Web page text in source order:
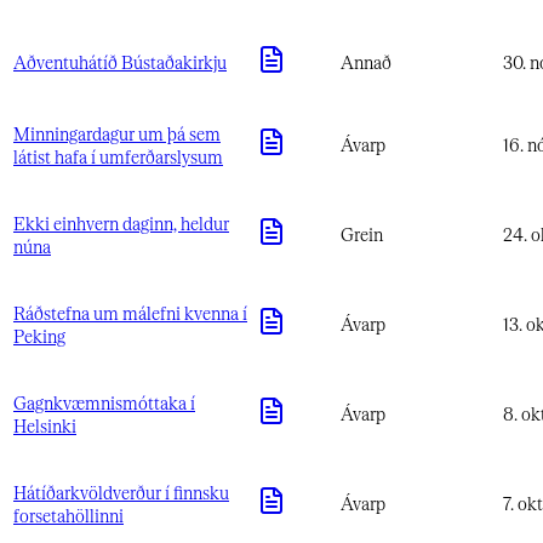
Aðventuhátíð Bústaðakirkju​​​​‌ ‍ ​‍​‍‌‍ ‌ ​‍‌‍‍‌‌‍‌ ‌‍‍‌‌‍ ‍​‍​‍​ ‍‍​‍​‍‌ ​ ‌‍​‌‌‍ ‍‌‍‍‌‌ ‌​‌ ‍‌​‍ ‍‌‍‍‌‌‍ ​‍​‍​‍ ​​‍​‍‌‍‍​‌ ​‍‌‍‌‌‌‍‌‍​‍​‍​ ‍‍​‍​‍‌‍‍​‌ ‌​‌ ‌​‌ ​​‌ ​ ​‍ ​‍ ‌‍‌‍‌‍ ‌ ​‍‌ ​ ‌‍‌‌‌ ‌​‌‍‍‌​‍ ‌‌‍‍‌‌ ​ ‌‍ ​‌‍​‌‌‍ ‍‌‍‌​‌ ​ ​‍ ‍‌ ‌‍‌‍‌‌‌ ​‍‌‍​ ‌‍‌‌‌‍ ​​‍ ‍‌‍​‌‌ ​​‌ ​​​‍ ‌ ​ ‌ ‌​‌ ‌‌‌‍‌​‌‍‍‌‌‍ ​‍ ‌‍‍‌‌‍ ‍‌ ‌​‌‍‌‌‌‍ ‍‌ ‌​​‍ ‌‍‌‌‌‍‌​‌‍‍‌‌ ‌​​‍ ‌‍ ‌‌‍ ‌‍‌​‌‍‌‌​ ‌‌ ​​‌ ​‍‌‍‌‌‌ ​ ‌‍‌‌‌‍ ‍‌ ‌​‌‍​‌‌ ‌​‌‍‍‌‌‍ ‌‍ ‍​ ‍ ‌‍‍‌‌‍‌​​ ‌​ ‌‍‌‍​‌​ ‍​​ ​​​ ‍​​ ‍​​ ‍​​ ​​​‍ ‌​ ​​‌‍‌‌‌‍‌‍‌‍​‌​‍ ‌​ ‌​​ ​ ​ ‌‍​ ‍​​‍ ‌​ ‍‌‌‍​‍‌‍‌​​ ‍‌​‍ ‌‌‍​‍‌‍​‍​ ‌‌​ ‌‍​ ‍‌‌‍​‌​ ‌‍​ ‍‌‌‍‌​‌‍​‍​ ‌‍‌‍‌​​ ‍ ‌ ‌​‌ ‍‌‌ ​​‌‍‌‌​ ‌‌ ​ ‌ ​​‌‍‌‌‌‍‌‌‌‍​ ‌‍‍​​ ‍ ‌ ​​‌‍​‌‌ ‌​‌‍‍​​ ‌‌ ‌​‌‍‍‌‌ ‌​‌‍ ​‌‍‌‌​ ‌‍​‍‌‍​‌‌ ​ ‌‍‌‌‌‌‌‌‌ ​‍‌‍ ​​ ‌‌‍‍​‌ ‌​‌ ‌​‌ ​​‌ ​ ​‍‌‌​ ​‍‌​‌‍​‍‌‌​ ​‍‌​‌‍‌‍‌‍‌‍ ‌ ​‍‌ ​ ‌‍‌‌‌ ‌​‌‍‍‌​‍ ‌‌‍‍‌‌ ​ ‌‍ ​‌‍​‌‌‍ ‍‌‍‌​‌ ​ ​‍ ‍‌ ‌‍‌‍‌‌‌ ​‍‌‍​ ‌‍‌‌‌‍ ​​‍ ‍‌‍​‌‌ ​​‌ ​​​‍‌‌​ ​‍‌​‌‍‌ ​ ‌ ‌​‌ ‌‌‌‍‌​‌‍‍‌‌‍ ​‍‌‍‌‍‍‌‌‍‌​​ ‌​ ‌‍‌‍​‌​ ‍​​ ​​​ ‍​​ ‍​​ ‍​​ ​​​‍ ‌​ ​​‌‍‌‌‌‍‌‍‌‍​‌​‍ ‌​ ‌​​ ​ ​ ‌‍​ ‍​​‍ ‌​ ‍‌‌‍​‍‌‍‌​​ ‍‌​‍ ‌‌‍​‍‌‍​‍​ ‌‌​ ‌‍​ ‍‌‌‍​‌​ ‌‍​ ‍‌‌‍‌​‌‍​‍​ ‌‍‌‍‌​​‍‌‍‌ ‌​‌ ‍‌‌ ​​‌‍‌‌​ ‌‌ ​ ‌ ​​‌‍‌‌‌‍‌‌‌‍​ ‌‍‍​​‍‌‍‌ ​​‌‍​‌‌ ‌​‌‍‍​​ ‌‌ ‌​‌‍‍‌‌ ‌​‌‍ ​‌‍‌‌​‍‌‍‌ ​​‌‍‌‌‌ ​‍‌ ​ ‌ ​​‌‍‌‌‌‍​ ‌ ‌​‌‍‍‌‌ ‌‍‌‍‌‌​ ‌‌ ​​‌ ‌‌‌‍​‍‌‍ ​‌‍‍‌‌ ​ ‌‍‍​‌‍‌‌‌‍‌​​‍​‍‌ ‌ Annað 30.
Minningardagur um þá sem
látist hafa í umferðarslysum​​​​‌ ‍ ​‍​‍‌‍ ‌ ​‍‌‍‍‌‌‍‌ ‌‍‍‌‌‍ ‍​‍​‍​ ‍‍​‍​‍‌ ​ ‌‍​‌‌‍ ‍‌‍‍‌‌ ‌​‌ ‍‌​‍ ‍‌‍‍‌‌‍ ​‍​‍​‍ ​​‍​‍‌‍‍​‌ ​‍‌‍‌‌‌‍‌‍​‍​‍​ ‍‍​‍​‍‌‍‍​‌ ‌​‌ ‌​‌ ​​‌ ​ ​‍ ​‍ ‌‍‌‍‌‍ ‌ ​‍‌ ​ ‌‍‌‌‌ ‌​‌‍‍‌​‍ ‌‌‍‍‌‌ ​ ‌‍ ​‌‍​‌‌‍ ‍‌‍‌​‌ ​ ​‍ ‍‌ ‌‍‌‍‌‌‌ ​‍‌‍​ ‌‍‌‌‌‍ ​​‍ ‍‌‍​‌‌ ​​‌ ​​​‍ ‌ ​ ‌ ‌​‌ ‌‌‌‍‌​‌‍‍‌‌‍ ​‍ ‌‍‍‌‌‍ ‍‌ ‌​‌‍‌‌‌‍ ‍‌ ‌​​‍ ‌‍‌‌‌‍‌​‌‍‍‌‌ ‌​​‍ ‌‍ ‌‌‍ ‌‍‌​‌‍‌‌​ ‌‌ ​​‌ ​‍‌‍‌‌‌ ​ ‌‍‌‌‌‍ ‍‌ ‌​‌‍​‌‌ ‌​‌‍‍‌‌‍ ‌‍ ‍​ ‍ ‌‍‍‌‌‍‌​​ ‌​ ‌‍​ ​ ​ ​​​ ‍‌​ ​‌​ ‌‍​ ‌‌​ ‌​​‍ ‌​ ​ ‌‍​‌‌‍‌‍​ ​ ​‍ ‌​ ‌​​ ‌​‌‍​ ​ ​​​‍ ‌‌‍​‍​ ‌ ​ ‍‌‌‍‌‌​‍ ‌‌‍‌‍​ ​​​ ​ ‌‍‌‍​ ​‌‌‍​‍​ ​ ‌‍​‍‌‍​‍​ ‌​​ ​ ‌‍​‍​ ‍ ‌ ‌​‌ ‍‌‌ ​​‌‍‌‌​ ‌‌ ​ ‌ ​​‌‍‌‌‌‍‌‌‌‍​ ‌‍‍​​ ‍ ‌ ​​‌‍​‌‌ ‌​‌‍‍​​ ‌‌ ‌​‌‍‍‌‌ ‌​‌‍ ​‌‍‌‌​ ‌‍​‍‌‍​‌‌ ​ ‌‍‌‌‌‌‌‌‌ ​‍‌‍ ​​ ‌‌‍‍​‌ ‌​‌ ‌​‌ ​​‌ ​ ​‍‌‌​ ​‍‌​‌‍​‍‌‌​ ​‍‌​‌‍‌‍‌‍‌‍ ‌ ​‍‌ ​ ‌‍‌‌‌ ‌​‌‍‍‌​‍ ‌‌‍‍‌‌ ​ ‌‍ ​‌‍​‌‌‍ ‍‌‍‌​‌ ​ ​‍ ‍‌ ‌‍‌‍‌‌‌ ​‍‌‍​ ‌‍‌‌‌‍ ​​‍ ‍‌‍​‌‌ ​​‌ ​​​‍‌‌​ ​‍‌​‌‍‌ ​ ‌ ‌​‌ ‌‌‌‍‌​‌‍‍‌‌‍ ​‍‌‍‌‍‍‌‌‍‌​​ ‌​ ‌‍​ ​ ​ ​​​ ‍‌​ ​‌​ ‌‍​ ‌‌​ ‌​​‍ ‌​ ​ ‌‍​‌‌‍‌‍​ ​ ​‍ ‌​ ‌​​ ‌​‌‍​ ​ ​​​‍ ‌‌‍​‍​ ‌ ​ ‍‌‌‍‌‌​‍ ‌‌‍‌‍​ ​​​ ​ ‌‍‌‍​ ​‌‌‍​‍​ ​ ‌‍​‍‌‍​‍​ ‌​​ ​ ‌‍​‍​‍‌‍‌ ‌​‌ ‍‌‌ ​​‌‍‌‌​ ‌‌ ​ ‌ ​​‌‍‌‌‌‍‌‌‌‍​ ‌‍‍​​‍‌‍‌ ​​‌‍​‌‌ ‌​‌‍‍​​ ‌‌ ‌​‌‍‍‌‌ ‌​‌‍ ​‌‍‌‌​‍‌‍‌ ​​‌‍‌‌‌ ​‍‌ ​ ‌ ​​‌‍‌‌‌‍​ ‌ ‌​‌‍‍‌‌ ‌‍‌‍‌‌​ ‌‌ ​​‌ ‌‌‌‍​‍‌‍ ​‌‍‍‌‌ ​ ‌‍‍​‌‍‌‌‌‍‌​​‍​‍‌ ‌
Ávarp 16.
Ekki einhvern daginn, heldur
núna​​​​‌ ‍ ​‍​‍‌‍ ‌ ​‍‌‍‍‌‌‍‌ ‌‍‍‌‌‍ ‍​‍​‍​ ‍‍​‍​‍‌ ​ ‌‍​‌‌‍ ‍‌‍‍‌‌ ‌​‌ ‍‌​‍ ‍‌‍‍‌‌‍ ​‍​‍​‍ ​​‍​‍‌‍‍​‌ ​‍‌‍‌‌‌‍‌‍​‍​‍​ ‍‍​‍​‍‌‍‍​‌ ‌​‌ ‌​‌ ​​‌ ​ ​‍ ​‍ ‌‍‌‍‌‍ ‌ ​‍‌ ​ ‌‍‌‌‌ ‌​‌‍‍‌​‍ ‌‌‍‍‌‌ ​ ‌‍ ​‌‍​‌‌‍ ‍‌‍‌​‌ ​ ​‍ ‍‌ ‌‍‌‍‌‌‌ ​‍‌‍​ ‌‍‌‌‌‍ ​​‍ ‍‌‍​‌‌ ​​‌ ​​​‍ ‌ ​ ‌ ‌​‌ ‌‌‌‍‌​‌‍‍‌‌‍ ​‍ ‌‍‍‌‌‍ ‍‌ ‌​‌‍‌‌‌‍ ‍‌ ‌​​‍ ‌‍‌‌‌‍‌​‌‍‍‌‌ ‌​​‍ ‌‍ ‌‌‍ ‌‍‌​‌‍‌‌​ ‌‌ ​​‌ ​‍‌‍‌‌‌ ​ ‌‍‌‌‌‍ ‍‌ ‌​‌‍​‌‌ ‌​‌‍‍‌‌‍ ‌‍ ‍​ ‍ ‌‍‍‌‌‍‌​​ ‌​ ‍‌​ ‌​​ ‍​​ ‍​​ ‌ ​ ‌‍​ ‌‍​ ‍‌​‍ ‌​ ‍​​ ​‍​ ​‌​ ‌​​‍ ‌​ ‌​‌‍‌​​ ‍‌​ ​​​‍ ‌​ ‍‌‌‍‌‌​ ​​​ ‌‌​‍ ‌‌‍​‍​ ​‍​ ​ ‌‍​‌‌‍​ ​ ​‍‌‍​ ‌‍‌‌​ ‌‌‌‍‌‌​ ​​​ ​‌​ ‍ ‌ ‌​‌ ‍‌‌ ​​‌‍‌‌​ ‌‌ ​ ‌ ​​‌‍‌‌‌‍‌‌‌‍​ ‌‍‍​​ ‍ ‌ ​​‌‍​‌‌ ‌​‌‍‍​​ ‌‌ ‌​‌‍‍‌‌ ‌​‌‍ ​‌‍‌‌​ ‌‍​‍‌‍​‌‌ ​ ‌‍‌‌‌‌‌‌‌ ​‍‌‍ ​​ ‌‌‍‍​‌ ‌​‌ ‌​‌ ​​‌ ​ ​‍‌‌​ ​‍‌​‌‍​‍‌‌​ ​‍‌​‌‍‌‍‌‍‌‍ ‌ ​‍‌ ​ ‌‍‌‌‌ ‌​‌‍‍‌​‍ ‌‌‍‍‌‌ ​ ‌‍ ​‌‍​‌‌‍ ‍‌‍‌​‌ ​ ​‍ ‍‌ ‌‍‌‍‌‌‌ ​‍‌‍​ ‌‍‌‌‌‍ ​​‍ ‍‌‍​‌‌ ​​‌ ​​​‍‌‌​ ​‍‌​‌‍‌ ​ ‌ ‌​‌ ‌‌‌‍‌​‌‍‍‌‌‍ ​‍‌‍‌‍‍‌‌‍‌​​ ‌​ ‍‌​ ‌​​ ‍​​ ‍​​ ‌ ​ ‌‍​ ‌‍​ ‍‌​‍ ‌​ ‍​​ ​‍​ ​‌​ ‌​​‍ ‌​ ‌​‌‍‌​​ ‍‌​ ​​​‍ ‌​ ‍‌‌‍‌‌​ ​​​ ‌‌​‍ ‌‌‍​‍​ ​‍​ ​ ‌‍​‌‌‍​ ​ ​‍‌‍​ ‌‍‌‌​ ‌‌‌‍‌‌​ ​​​ ​‌​‍‌‍‌ ‌​‌ ‍‌‌ ​​‌‍‌‌​ ‌‌ ​ ‌ ​​‌‍‌‌‌‍‌‌‌‍​ ‌‍‍​​‍‌‍‌ ​​‌‍​‌‌ ‌​‌‍‍​​ ‌‌ ‌​‌‍‍‌‌ ‌​‌‍ ​‌‍‌‌​‍‌‍‌ ​​‌‍‌‌‌ ​‍‌ ​ ‌ ​​‌‍‌‌‌‍​ ‌ ‌​‌‍‍‌‌ ‌‍‌‍‌‌​ ‌‌ ​​‌ ‌‌‌‍​‍‌‍ ​‌‍‍‌‌ ​ ‌‍‍​‌‍‌‌‌‍‌​​‍​‍‌ ‌
Grein 24.
Ráðstefna um málefni kvenna í
Peking​​​​‌ ‍ ​‍​‍‌‍ ‌ ​‍‌‍‍‌‌‍‌ ‌‍‍‌‌‍ ‍​‍​‍​ ‍‍​‍​‍‌ ​ ‌‍​‌‌‍ ‍‌‍‍‌‌ ‌​‌ ‍‌​‍ ‍‌‍‍‌‌‍ ​‍​‍​‍ ​​‍​‍‌‍‍​‌ ​‍‌‍‌‌‌‍‌‍​‍​‍​ ‍‍​‍​‍‌‍‍​‌ ‌​‌ ‌​‌ ​​‌ ​ ​‍ ​‍ ‌‍‌‍‌‍ ‌ ​‍‌ ​ ‌‍‌‌‌ ‌​‌‍‍‌​‍ ‌‌‍‍‌‌ ​ ‌‍ ​‌‍​‌‌‍ ‍‌‍‌​‌ ​ ​‍ ‍‌ ‌‍‌‍‌‌‌ ​‍‌‍​ ‌‍‌‌‌‍ ​​‍ ‍‌‍​‌‌ ​​‌ ​​​‍ ‌ ​ ‌ ‌​‌ ‌‌‌‍‌​‌‍‍‌‌‍ ​‍ ‌‍‍‌‌‍ ‍‌ ‌​‌‍‌‌‌‍ ‍‌ ‌​​‍ ‌‍‌‌‌‍‌​‌‍‍‌‌ ‌​​‍ ‌‍ ‌‌‍ ‌‍‌​‌‍‌‌​ ‌‌ ​​‌ ​‍‌‍‌‌‌ ​ ‌‍‌‌‌‍ ‍‌ ‌​‌‍​‌‌ ‌​‌‍‍‌‌‍ ‌‍ ‍​ ‍ ‌‍‍‌‌‍‌​​ ‌​ ​‌​ ‍‌​ ‍‌​ ​‍‌‍​‍​ ​‌​ ​‍​ ​ ​‍ ‌​ ‌‍​ ‌​​ ​‌​ ​ ​‍ ‌​ ‌​​ ​ ‌‍‌​​ ‍​​‍ ‌‌‍​‌​ ‌​‌‍‌​​ ‌‌​‍ ‌​ ‌ ​ ‌ ​ ​​‌‍‌‌‌‍​ ​ ‌‌​ ‌‌‌‍​‌‌‍​‌‌‍​ ​ ​ ​ ​ ​ ‍ ‌ ‌​‌ ‍‌‌ ​​‌‍‌‌​ ‌‌ ​ ‌ ​​‌‍‌‌‌‍‌‌‌‍​ ‌‍‍​​ ‍ ‌ ​​‌‍​‌‌ ‌​‌‍‍​​ ‌‌ ‌​‌‍‍‌‌ ‌​‌‍ ​‌‍‌‌​ ‌‍​‍‌‍​‌‌ ​ ‌‍‌‌‌‌‌‌‌ ​‍‌‍ ​​ ‌‌‍‍​‌ ‌​‌ ‌​‌ ​​‌ ​ ​‍‌‌​ ​‍‌​‌‍​‍‌‌​ ​‍‌​‌‍‌‍‌‍‌‍ ‌ ​‍‌ ​ ‌‍‌‌‌ ‌​‌‍‍‌​‍ ‌‌‍‍‌‌ ​ ‌‍ ​‌‍​‌‌‍ ‍‌‍‌​‌ ​ ​‍ ‍‌ ‌‍‌‍‌‌‌ ​‍‌‍​ ‌‍‌‌‌‍ ​​‍ ‍‌‍​‌‌ ​​‌ ​​​‍‌‌​ ​‍‌​‌‍‌ ​ ‌ ‌​‌ ‌‌‌‍‌​‌‍‍‌‌‍ ​‍‌‍‌‍‍‌‌‍‌​​ ‌​ ​‌​ ‍‌​ ‍‌​ ​‍‌‍​‍​ ​‌​ ​‍​ ​ ​‍ ‌​ ‌‍​ ‌​​ ​‌​ ​ ​‍ ‌​ ‌​​ ​ ‌‍‌​​ ‍​​‍ ‌‌‍​‌​ ‌​‌‍‌​​ ‌‌​‍ ‌​ ‌ ​ ‌ ​ ​​‌‍‌‌‌‍​ ​ ‌‌​ ‌‌‌‍​‌‌‍​‌‌‍​ ​ ​ ​ ​ ​‍‌‍‌ ‌​‌ ‍‌‌ ​​‌‍‌‌​ ‌‌ ​ ‌ ​​‌‍‌‌‌‍‌‌‌‍​ ‌‍‍​​‍‌‍‌ ​​‌‍​‌‌ ‌​‌‍‍​​ ‌‌ ‌​‌‍‍‌‌ ‌​‌‍ ​‌‍‌‌​‍‌‍‌ ​​‌‍‌‌‌ ​‍‌ ​ ‌ ​​‌‍‌‌‌‍​ ‌ ‌​‌‍‍‌‌ ‌‍‌‍‌‌​ ‌‌ ​​‌ ‌‌‌‍​‍‌‍ ​‌‍‍‌‌ ​ ‌‍‍​‌‍‌‌‌‍‌​​‍​‍‌ ‌
Ávarp 13.
Gagnkvæmnismóttaka í
Helsinki​​​​‌ ‍ ​‍​‍‌‍ ‌ ​‍‌‍‍‌‌‍‌ ‌‍‍‌‌‍ ‍​‍​‍​ ‍‍​‍​‍‌ ​ ‌‍​‌‌‍ ‍‌‍‍‌‌ ‌​‌ ‍‌​‍ ‍‌‍‍‌‌‍ ​‍​‍​‍ ​​‍​‍‌‍‍​‌ ​‍‌‍‌‌‌‍‌‍​‍​‍​ ‍‍​‍​‍‌‍‍​‌ ‌​‌ ‌​‌ ​​‌ ​ ​‍ ​‍ ‌‍‌‍‌‍ ‌ ​‍‌ ​ ‌‍‌‌‌ ‌​‌‍‍‌​‍ ‌‌‍‍‌‌ ​ ‌‍ ​‌‍​‌‌‍ ‍‌‍‌​‌ ​ ​‍ ‍‌ ‌‍‌‍‌‌‌ ​‍‌‍​ ‌‍‌‌‌‍ ​​‍ ‍‌‍​‌‌ ​​‌ ​​​‍ ‌ ​ ‌ ‌​‌ ‌‌‌‍‌​‌‍‍‌‌‍ ​‍ ‌‍‍‌‌‍ ‍‌ ‌​‌‍‌‌‌‍ ‍‌ ‌​​‍ ‌‍‌‌‌‍‌​‌‍‍‌‌ ‌​​‍ ‌‍ ‌‌‍ ‌‍‌​‌‍‌‌​ ‌‌ ​​‌ ​‍‌‍‌‌‌ ​ ‌‍‌‌‌‍ ‍‌ ‌​‌‍​‌‌ ‌​‌‍‍‌‌‍ ‌‍ ‍​ ‍ ‌‍‍‌‌‍‌​​ ‌‌‍‌‌‌‍‌​​ ​ ‌‍‌‍​ ​ ​ ​ ​ ‌​​ ​​​‍ ‌​ ​​‌‍​‍‌‍​ ​ ‌ ​‍ ‌​ ‌​​ ‍​‌‍​‌‌‍‌​​‍ ‌‌‍​‌​ ‍‌​ ​​​ ‍​​‍ ‌​ ‌​​ ​‌‌‍‌​​ ‍​‌‍​‌‌‍​ ‌‍​‍​ ‍‌‌‍‌​‌‍‌‍‌‍‌‌​ ‌‌​ ‍ ‌ ‌​‌ ‍‌‌ ​​‌‍‌‌​ ‌‌ ​ ‌ ​​‌‍‌‌‌‍‌‌‌‍​ ‌‍‍​​ ‍ ‌ ​​‌‍​‌‌ ‌​‌‍‍​​ ‌‌ ‌​‌‍‍‌‌ ‌​‌‍ ​‌‍‌‌​ ‌‍​‍‌‍​‌‌ ​ ‌‍‌‌‌‌‌‌‌ ​‍‌‍ ​​ ‌‌‍‍​‌ ‌​‌ ‌​‌ ​​‌ ​ ​‍‌‌​ ​‍‌​‌‍​‍‌‌​ ​‍‌​‌‍‌‍‌‍‌‍ ‌ ​‍‌ ​ ‌‍‌‌‌ ‌​‌‍‍‌​‍ ‌‌‍‍‌‌ ​ ‌‍ ​‌‍​‌‌‍ ‍‌‍‌​‌ ​ ​‍ ‍‌ ‌‍‌‍‌‌‌ ​‍‌‍​ ‌‍‌‌‌‍ ​​‍ ‍‌‍​‌‌ ​​‌ ​​​‍‌‌​ ​‍‌​‌‍‌ ​ ‌ ‌​‌ ‌‌‌‍‌​‌‍‍‌‌‍ ​‍‌‍‌‍‍‌‌‍‌​​ ‌‌‍‌‌‌‍‌​​ ​ ‌‍‌‍​ ​ ​ ​ ​ ‌​​ ​​​‍ ‌​ ​​‌‍​‍‌‍​ ​ ‌ ​‍ ‌​ ‌​​ ‍​‌‍​‌‌‍‌​​‍ ‌‌‍​‌​ ‍‌​ ​​​ ‍​​‍ ‌​ ‌​​ ​‌‌‍‌​​ ‍​‌‍​‌‌‍​ ‌‍​‍​ ‍‌‌‍‌​‌‍‌‍‌‍‌‌​ ‌‌​‍‌‍‌ ‌​‌ ‍‌‌ ​​‌‍‌‌​ ‌‌ ​ ‌ ​​‌‍‌‌‌‍‌‌‌‍​ ‌‍‍​​‍‌‍‌ ​​‌‍​‌‌ ‌​‌‍‍​​ ‌‌ ‌​‌‍‍‌‌ ‌​‌‍ ​‌‍‌‌​‍‌‍‌ ​​‌‍‌‌‌ ​‍‌ ​ ‌ ​​‌‍‌‌‌‍​ ‌ ‌​‌‍‍‌‌ ‌‍‌‍‌‌​ ‌‌ ​​‌ ‌‌‌‍​‍‌‍ ​‌‍‍‌‌ ​ ‌‍‍​‌‍‌‌‌‍‌​​‍​‍‌ ‌
Ávarp 8.
Hátíðarkvöldverður í finnsku
forsetahöllinni​​​​‌ ‍ ​‍​‍‌‍ ‌ ​‍‌‍‍‌‌‍‌ ‌‍‍‌‌‍ ‍​‍​‍​ ‍‍​‍​‍‌ ​ ‌‍​‌‌‍ ‍‌‍‍‌‌ ‌​‌ ‍‌​‍ ‍‌‍‍‌‌‍ ​‍​‍​‍ ​​‍​‍‌‍‍​‌ ​‍‌‍‌‌‌‍‌‍​‍​‍​ ‍‍​‍​‍‌‍‍​‌ ‌​‌ ‌​‌ ​​‌ ​ ​‍ ​‍ ‌‍‌‍‌‍ ‌ ​‍‌ ​ ‌‍‌‌‌ ‌​‌‍‍‌​‍ ‌‌‍‍‌‌ ​ ‌‍ ​‌‍​‌‌‍ ‍‌‍‌​‌ ​ ​‍ ‍‌ ‌‍‌‍‌‌‌ ​‍‌‍​ ‌‍‌‌‌‍ ​​‍ ‍‌‍​‌‌ ​​‌ ​​​‍ ‌ ​ ‌ ‌​‌ ‌‌‌‍‌​‌‍‍‌‌‍ ​‍ ‌‍‍‌‌‍ ‍‌ ‌​‌‍‌‌‌‍ ‍‌ ‌​​‍ ‌‍‌‌‌‍‌​‌‍‍‌‌ ‌​​‍ ‌‍ ‌‌‍ ‌‍‌​‌‍‌‌​ ‌‌ ​​‌ ​‍‌‍‌‌‌ ​ ‌‍‌‌‌‍ ‍‌ ‌​‌‍​‌‌ ‌​‌‍‍‌‌‍ ‌‍ ‍​ ‍ ‌‍‍‌‌‍‌​​ ‌​ ‌‍‌‍‌​​ ​‍​ ‌‍‌‍‌​‌‍​‌​ ‌‌‌‍‌‍​‍ ‌​ ​‌​ ‌ ​ ​‍​ ​‍​‍ ‌​ ‌​​ ​ ‌‍‌‌​ ‌​​‍ ‌‌‍​‍​ ​‌​ ​‌​ ​​​‍ ‌​ ‌​‌‍​ ‌‍‌‌‌‍​‍​ ‌‍​ ​‍‌‍​‌‌‍​‍​ ​ ​ ‍‌​ ‌‌​ ​​​ ‍ ‌ ‌​‌ ‍‌‌ ​​‌‍‌‌​ ‌‌ ​ ‌ ​​‌‍‌‌‌‍‌‌‌‍​ ‌‍‍​​ ‍ ‌ ​​‌‍​‌‌ ‌​‌‍‍​​ ‌‌ ‌​‌‍‍‌‌ ‌​‌‍ ​‌‍‌‌​ ‌‍​‍‌‍​‌‌ ​ ‌‍‌‌‌‌‌‌‌ ​‍‌‍ ​​ ‌‌‍‍​‌ ‌​‌ ‌​‌ ​​‌ ​ ​‍‌‌​ ​‍‌​‌‍​‍‌‌​ ​‍‌​‌‍‌‍‌‍‌‍ ‌ ​‍‌ ​ ‌‍‌‌‌ ‌​‌‍‍‌​‍ ‌‌‍‍‌‌ ​ ‌‍ ​‌‍​‌‌‍ ‍‌‍‌​‌ ​ ​‍ ‍‌ ‌‍‌‍‌‌‌ ​‍‌‍​ ‌‍‌‌‌‍ ​​‍ ‍‌‍​‌‌ ​​‌ ​​​‍‌‌​ ​‍‌​‌‍‌ ​ ‌ ‌​‌ ‌‌‌‍‌​‌‍‍‌‌‍ ​‍‌‍‌‍‍‌‌‍‌​​ ‌​ ‌‍‌‍‌​​ ​‍​ ‌‍‌‍‌​‌‍​‌​ ‌‌‌‍‌‍​‍ ‌​ ​‌​ ‌ ​ ​‍​ ​‍​‍ ‌​ ‌​​ ​ ‌‍‌‌​ ‌​​‍ ‌‌‍​‍​ ​‌​ ​‌​ ​​​‍ ‌​ ‌​‌‍​ ‌‍‌‌‌‍​‍​ ‌‍​ ​‍‌‍​‌‌‍​‍​ ​ ​ ‍‌​ ‌‌​ ​​​‍‌‍‌ ‌​‌ ‍‌‌ ​​‌‍‌‌​ ‌‌ ​ ‌ ​​‌‍‌‌‌‍‌‌‌‍​ ‌‍‍​​‍‌‍‌ ​​‌‍​‌‌ ‌​‌‍‍​​ ‌‌ ‌​‌‍‍‌‌ ‌​‌‍ ​‌‍‌‌​‍‌‍‌ ​​‌‍‌‌‌ ​‍‌ ​ ‌ ​​‌‍‌‌‌‍​ ‌ ‌​‌‍‍‌‌ ‌‍‌‍‌‌​ ‌‌ ​​‌ ‌‌‌‍​‍‌‍ ​‌‍‍‌‌ ​ ‌‍‍​‌‍‌‌‌‍‌​​‍​‍‌ ‌
Ávarp 7.